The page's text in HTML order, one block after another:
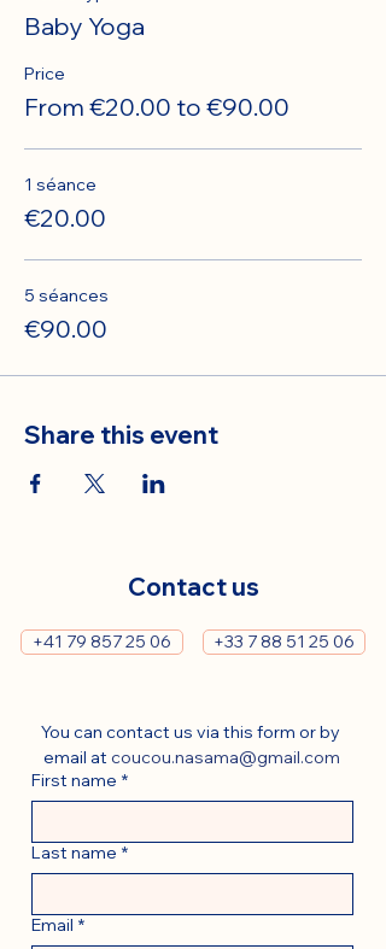
Baby Yoga
Price
From €20.00 to €90.00
1 séance
€20.00
5 séances
€90.00
Share this event
Contact us
+41 79 857 25 06 +33 7 88 51 25 06
You can contact us via this form or by
email at coucou.nasama@gmail.com
First name *
Last name *
Email *